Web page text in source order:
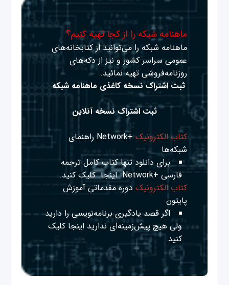
ماهنامه شبکه را از کجا تهیه کنیم؟
ماهنامه شبکه را می‌توانید از کتابخانه‌های
عمومی سراسر کشور و نیز از دکه‌های
روزنامه‌فروشی تهیه نمائید.
ثبت اشتراک نسخه کاغذی ماهنامه شبکه
ثبت اشتراک نسخه آنلاین
کتاب الکترونیک
+Network راهنمای
شبکه‌ها
برای دانلود تنها کتاب کامل ترجمه
فارسی +Network
اینجا کلیک کنید.
کتاب الکترونیک دوره مقدماتی آموزش
پایتون
اگر قصد یادگیری برنامه‌نویسی را دارید
ولی هیچ پیش‌زمینه‌ای نداریداینجا کلیک
کنید.